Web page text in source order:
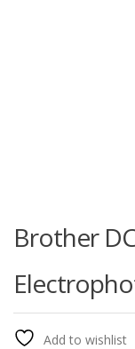
Brother
Add to wishlist